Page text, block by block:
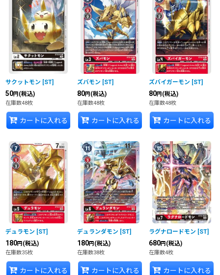
在庫あり
並び順:
絞り込む
サクットモン [ST]
50円 (税込)
在庫数48枚
カートに入れる
ズバモン [ST]
80円 (税込)
在庫数48枚
カートに入れる
ズバイガーモン [ST]
80円 (税込)
在庫数48枚
カートに入れる
デュラモン [ST]
180円 (税込)
在庫数35枚
カートに入れる
デュランダモン [ST]
180円 (税込)
在庫数38枚
カートに入れる
ラグナロードモン [ST]
680円 (税込)
在庫数4枚
カートに入れる